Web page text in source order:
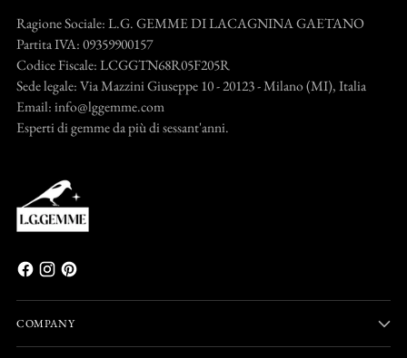
Ragione Sociale: L.G. GEMME DI LACAGNINA GAETANO
Partita IVA: 09359900157
Codice Fiscale: LCGGTN68R05F205R
Sede legale: Via Mazzini Giuseppe 10 - 20123 - Milano (MI), Italia
Email: info@lggemme.com
Esperti di gemme da più di sessant'anni.
COMPANY